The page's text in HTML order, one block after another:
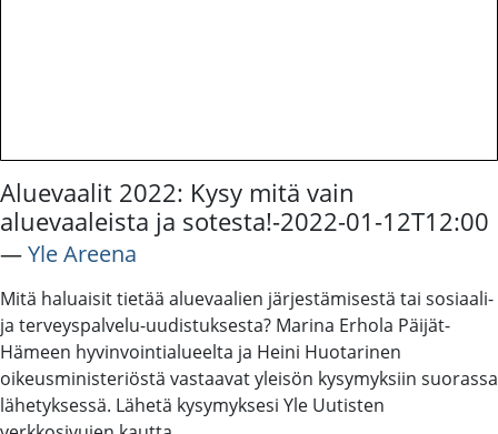
Aluevaalit 2022: Kysy mitä vain
aluevaaleista ja sotesta!-2022-01-12T12:00
―Yle Areena
Mitä haluaisit tietää aluevaalien järjestämisestä tai sosiaali-
ja terveyspalvelu-uudistuksesta? Marina Erhola Päijät-
Hämeen hyvinvointialueelta ja Heini Huotarinen
oikeusministeriöstä vastaavat yleisön kysymyksiin suorassa
lähetyksessä. Lähetä kysymyksesi Yle Uutisten